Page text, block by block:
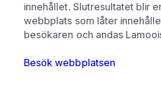
innehållet. Slutresultatet blir
webbplats som låter
besökaren och andas
Besök webbplatsen